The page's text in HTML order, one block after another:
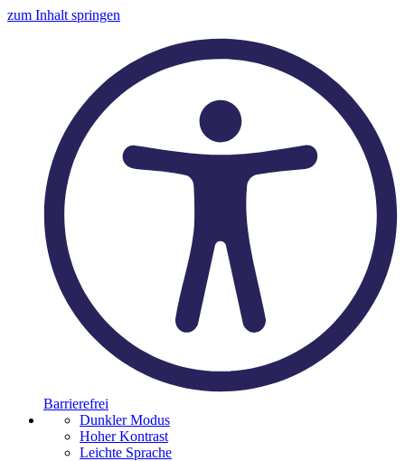
zum Inhalt springen
Barrierefrei
Dunkler Modus
Hoher Kontrast
Leichte Sprache